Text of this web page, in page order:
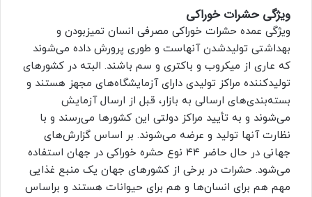
ویژگی حشرات خوراکی
ویژگی عمده حشرات خوراکی مصرفی انسان تمیز‌بودن و
بهداشتی تولید‌شدن آنهاست و طوری پرورش داده می‌شوند
که عاری از میکروب و باکتری و سم باشند. البته در کشورهای
تولیدکننده مراکز تولیدی دارای آزمایشگاه‌های مجهز هستند و
بسته‌بندی‌های ارسالی به بازار، قبل از ارسال آزمایش
می‌شوند و به تأیید مراکز دولتی این کشورها می‌رسند و با
نظارت آنها تولید و عرضه می‌شوند. بر اساس گزارش‌های
جهانی در حال حاضر ۴۴ نوع حشره خوراکی در جهان استفاده
می‌شود. حشرات در برخی از کشورهای جهان یک منبع غذایی
مهم هم برای انسان‌ها و هم برای حیوانات هستند و براساس